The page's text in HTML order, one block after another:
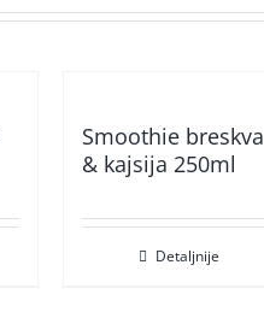
Smoothie breskva
& kajsija 250ml
Detaljnije